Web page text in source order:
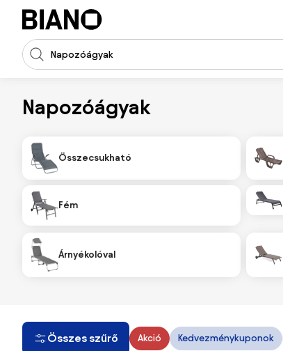
Navigáció kihagyása, ugrás a tartalomra
Keresési bevitel
Napozóágyak
Összecsukható
Fém
Árnyékolóval
Összes szűrő Akció Kedvezménykuponok